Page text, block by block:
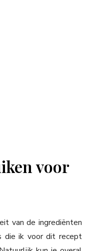
voor
van de ingrediënten
die ik voor dit recept